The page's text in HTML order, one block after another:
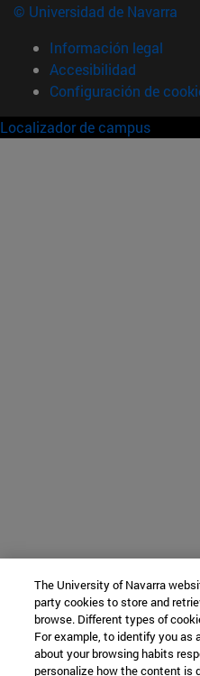
© Universidad de Navarra
Información legal
Accesibilidad
Configuración de
Localizador de campus
The University of Navarra
party cookies to store and
browse. Different types of
For example, to identify you as
about your browsing habits
personalize how the content is